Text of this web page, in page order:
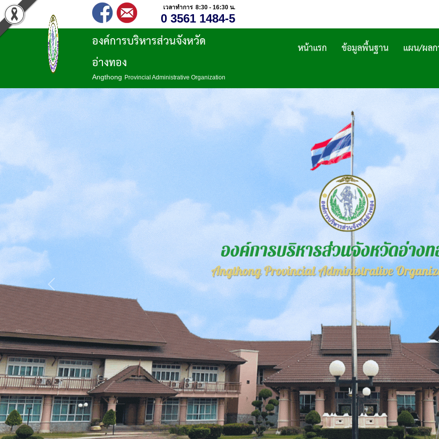
เวลาทำการ 8:30 - 16:30 น.
0 3561 1484-5
องค์การบริหารส่วนจังหวัด
อ่างทอง
Angthong Provincial Administrative Organization
แผน/ผลก
ข้อมูลพื้นฐาน
หน้าแรก
Previous